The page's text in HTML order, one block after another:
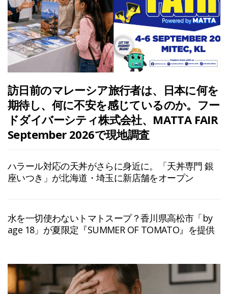
訪日前のマレーシア旅行者は、日本に何を
期待し、何に不安を感じているのか。フー
ドダイバーシティ株式会社、MATTA FAIR
September 2026で現地調査
ハラール対応の天丼がさらに身近に。「天丼専門 銀
座いつき」が北海道・埼玉に新店舗をオープン
水を一切使わないトマトスープ？香川県高松市「by
age 18」が夏限定『SUMMER OF TOMATO』を提供